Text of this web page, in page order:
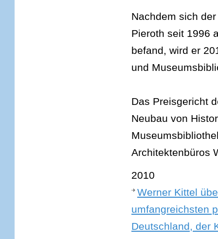
Nachdem sich
Pieroth seit 1996
befand, wird er
und
Das Preisgericht
Neubau von
Architektenbüros
2010
Werner Kittel
umfangreichsten
Deutschland, der